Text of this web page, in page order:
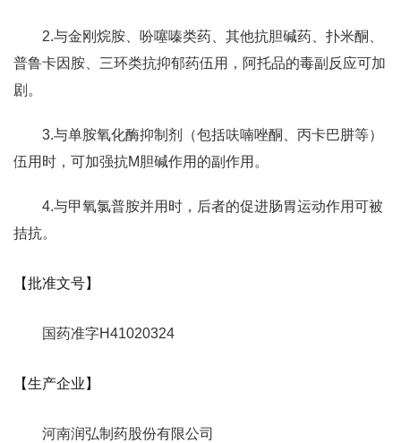
2.与金刚烷胺、吩噻嗪类药、其他抗胆碱药、扑米酮、
普鲁卡因胺、三环类抗抑郁药伍用，阿托品的毒副反应可加
剧。
3.与单胺氧化酶抑制剂（包括呋喃唑酮、丙卡巴肼等）
伍用时，可加强抗M胆碱作用的副作用。
4.与甲氧氯普胺并用时，后者的促进肠胃运动作用可被
拮抗。
【批准文号】
国药准字H41020324
【生产企业】
河南润弘制药股份有限公司